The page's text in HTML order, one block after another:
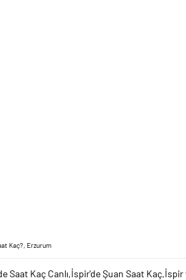
Kaç?, Erzurum
Saat Kaç Canlı,İspir'de Şuan Saat